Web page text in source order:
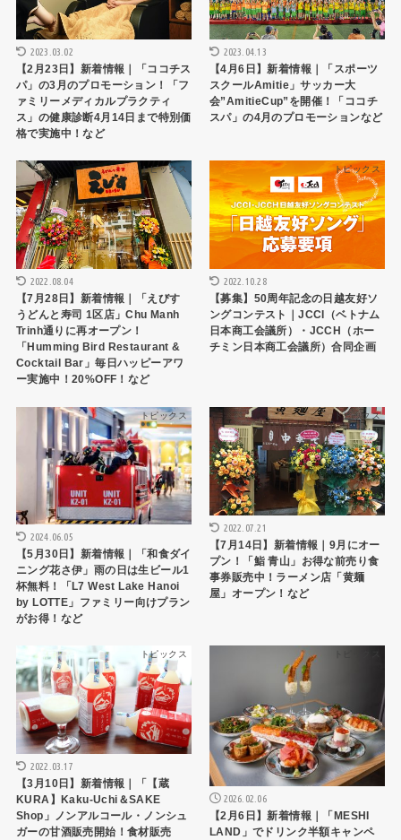
2023.03.02
【2月23日】新着情報｜「ココチス
パ」の3月のプロモーション！「フ
ァミリーメディカルプラクティ
ス」の健康診断4月14日まで特別価
格で実施中！など
2023.04.13
【4月6日】新着情報｜「スポーツ
スクールAmitie」サッカー大
会”AmitieCup”を開催！「ココチ
スパ」の4月のプロモーションなど
トピックス
2022.08.04
【7月28日】新着情報｜「えびす
うどんと寿司 1区店」Chu Manh
Trinh通りに再オープン！
「Humming Bird Restaurant &
Cocktail Bar」毎日ハッピーアワ
ー実施中！20%OFF！など
トピックス
2022.10.28
【募集】50周年記念の日越友好ソ
ングコンテスト｜JCCI（ベトナム
日本商工会議所）・JCCH（ホー
チミン日本商工会議所）合同企画
トピックス
2024.06.05
【5月30日】新着情報｜「和食ダイ
ニング花さ伊」雨の日は生ビール1
杯無料！「L7 West Lake Hanoi
by LOTTE」ファミリー向けプラン
がお得！など
トピックス
2022.07.21
【7月14日】新着情報｜9月にオー
プン！「鮨 青山」お得な前売り食
事券販売中！ラーメン店「黄麺
屋」オープン！など
トピックス
2022.03.17
【3月10日】新着情報｜「【蔵
KURA】Kaku-Uchi＆SAKE
Shop」ノンアルコール・ノンシュ
ガーの甘酒販売開始！食材販売
2026.02.06
【2月6日】新着情報｜「MESHI
LAND」でドリンク半額キャンペ